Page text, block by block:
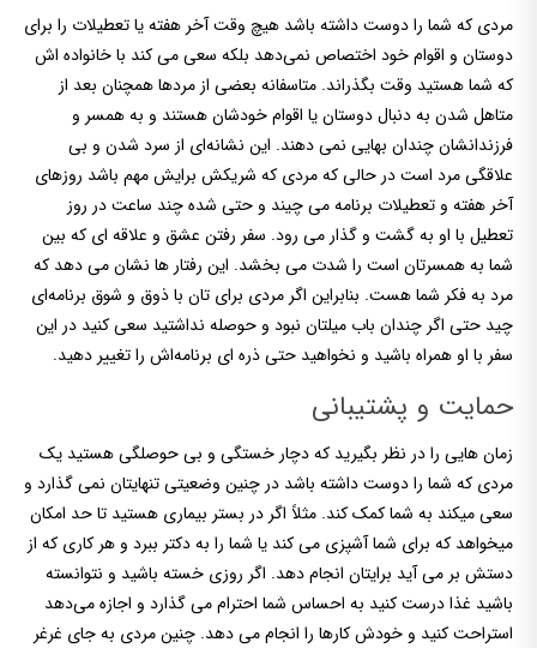
مردی که شما را دوست داشته باشد هیچ وقت آخر هفته یا تعطیلات را برای
دوستان و اقوام خود اختصاص نمی‌دهد بلکه سعی می کند با خانواده اش
که شما هستید وقت بگذراند. متاسفانه بعضی از مردها همچنان بعد از
متاهل شدن به دنبال دوستان یا اقوام خودشان هستند و به همسر و
فرزندانشان چندان بهایی نمی دهند. این نشانه‌ای از سرد شدن و بی
علاقگی مرد است در حالی که مردی که شریکش برایش مهم باشد روزهای
آخر هفته و تعطیلات برنامه می چیند و حتی شده چند ساعت در روز
تعطیل با او به گشت و گذار می رود. سفر رفتن عشق و علاقه ای که بین
شما به همسرتان است را شدت می بخشد. این رفتار ها نشان می دهد که
مرد به فکر شما هست. بنابراین اگر مردی برای تان با ذوق و شوق برنامه‌ای
چید حتی اگر چندان باب میلتان نبود و حوصله نداشتید سعی کنید در این
سفر با او همراه باشید و نخواهید حتی ذره ای برنامه‌اش را تغییر دهید.
حمایت و پشتیبانی
زمان هایی را در نظر بگیرید که دچار خستگی و بی حوصلگی هستید یک
مردی که شما را دوست داشته باشد در چنین وضعیتی تنهایتان نمی گذارد و
سعی میکند به شما کمک کند. مثلاً اگر در بستر بیماری هستید تا حد امکان
میخواهد که برای شما آشپزی می کند یا شما را به دکتر ببرد و هر کاری که از
دستش بر می آید برایتان انجام دهد. اگر روزی خسته باشید و نتوانسته
باشید غذا درست کنید به احساس شما احترام می گذارد و اجازه می‌دهد
استراحت کنید و خودش کارها را انجام می دهد. چنین مردی به جای غرغر